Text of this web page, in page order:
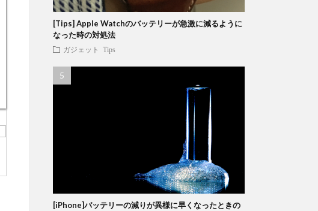
[Tips] Apple Watchのバッテリーが急激に減るように
なった時の対処法
ガジェット Tips
[iPhone]バッテリーの減りが異様に早くなったときの